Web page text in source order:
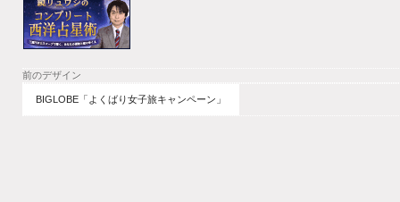
前のデザイン
BIGLOBE「よくばり女子旅キャンペーン」